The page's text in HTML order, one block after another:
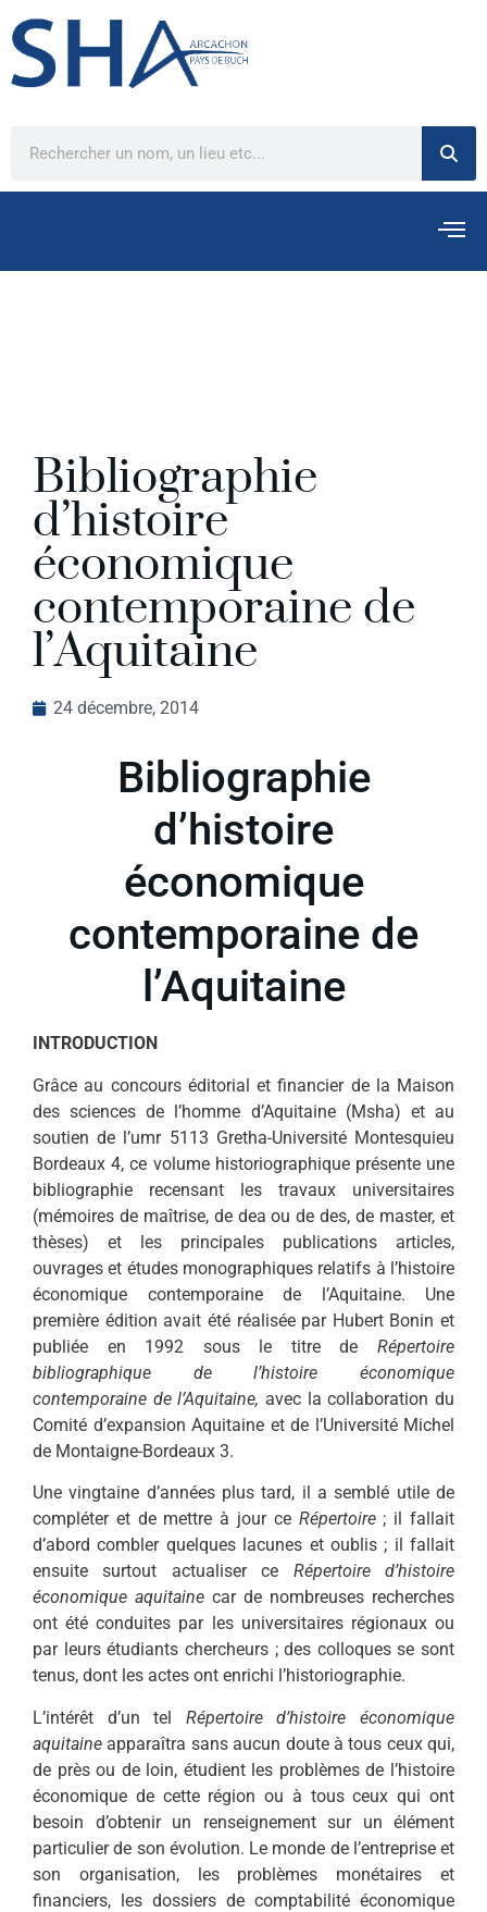
Bibliographie
d’histoire
économique
contemporaine de
l’Aquitaine
24 décembre, 2014
Bibliographie
d’histoire
économique
contemporaine de
l’Aquitaine
INTRODUCTION
Grâce au concours éditorial et financier de la Maison
des sciences de l’homme d’Aquitaine (Msha) et au
soutien de l’umr 5113 Gretha-Université Montesquieu
Bordeaux 4, ce volume historiographique présente une
bibliographie recensant les travaux universitaires
(mémoires de maîtrise, de dea ou de des, de master, et
thèses) et les principales publications articles,
ouvrages et études monographiques relatifs à l’histoire
économique contemporaine de l’Aquitaine. Une
première édition avait été réalisée par Hubert Bonin et
publiée en 1992 sous le titre de Répertoire
bibliographique de l’histoire économique
contemporaine de l’Aquitaine, avec la collaboration du
Comité d’expansion Aquitaine et de l’Université Michel
de Montaigne-Bordeaux 3.
Une vingtaine d’années plus tard, il a semblé utile de
compléter et de mettre à jour ce Répertoire; il fallait
d’abord combler quelques lacunes et oublis ; il fallait
ensuite surtout actualiser ce Répertoire
d’histoire
économique aquitaine car de nombreuses recherches
ont été conduites par les universitaires régionaux ou
par leurs étudiants chercheurs ; des colloques se sont
tenus, dont les actes ont enrichi l’historiographie.
L’intérêt d’un tel Répertoire
d’histoire économique
aquitaine apparaîtra sans aucun doute à tous ceux qui,
de près ou de loin, étudient les problèmes de l’histoire
économique de cette région ou à tous ceux qui ont
besoin d’obtenir un renseignement sur un élément
particulier de son évolution. Le monde de l’entreprise et
son organisation, les problèmes monétaires et
financiers, les dossiers de comptabilité économique